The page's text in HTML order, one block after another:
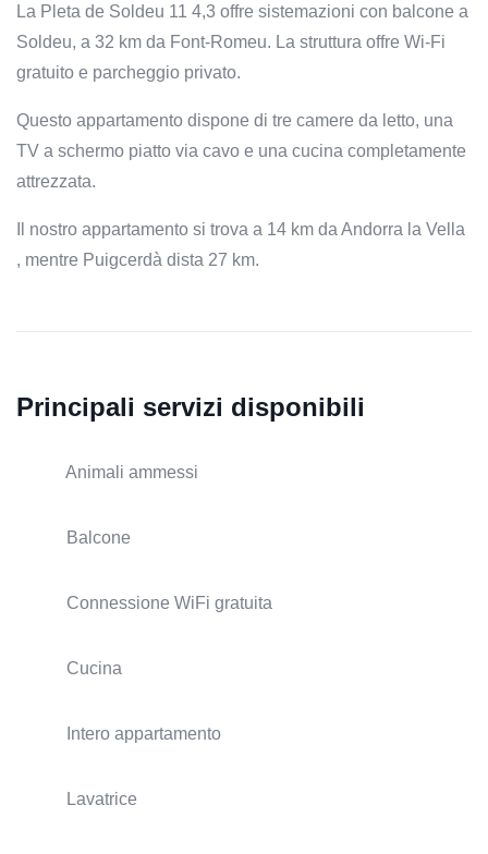
La Pleta de Soldeu 11 4,3 offre sistemazioni con balcone a
Soldeu, a 32 km da Font-Romeu. La struttura offre Wi-Fi
gratuito e parcheggio privato.
Questo appartamento dispone di tre camere da letto, una
TV a schermo piatto via cavo e una cucina completamente
attrezzata.
Il nostro appartamento si trova a 14 km da Andorra la Vella
, mentre Puigcerdà dista 27 km.
Principali servizi disponibili
Animali ammessi
Balcone
Connessione WiFi gratuita
Cucina
Intero appartamento
Lavatrice